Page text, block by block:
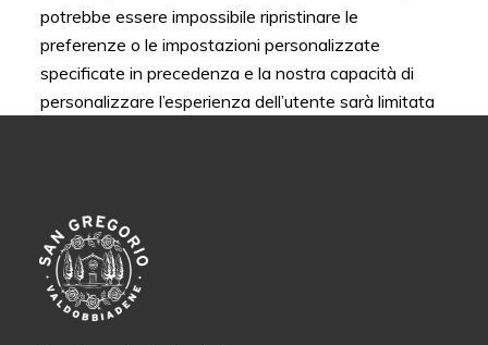
potrebbe essere impossibile ripristinare le
preferenze o le impostazioni personalizzate
specificate in precedenza e la nostra capacità di
personalizzare l’esperienza dell’utente sarà limitata